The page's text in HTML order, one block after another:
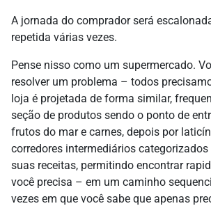
A jornada do comprador será
repetida várias vezes.
Pense nisso como um supermercado.
resolver um problema – todos
loja é projetada de forma similar,
seção de produtos sendo o ponto de
frutos do mar e carnes, depois por
corredores intermediários categorizados
suas receitas, permitindo encontrar
você precisa – em um caminho
vezes em que você sabe que apenas